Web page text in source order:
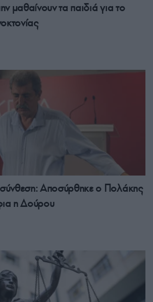
μαθαίνουν τα παιδιά για το
Αποσύρθηκε ο Πολάκης
η Δούρου